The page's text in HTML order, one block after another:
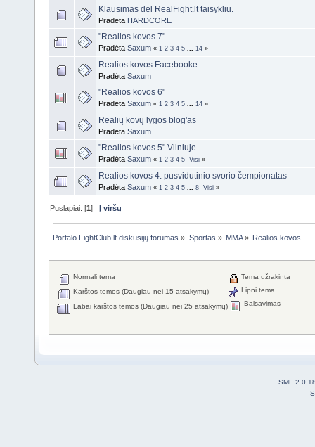
Klausimas del RealFight.lt taisykliu.
Pradėta HARDCORE
"Realios kovos 7"
Pradėta Saxum « 1 2 3 4 5 14 »
Realios kovos Facebooke
Pradėta Saxum
"Realios kovos 6"
Pradėta Saxum « 1 2 3 4 5 14 »
Realių kovų lygos blog'as
Pradėta Saxum
"Realios kovos 5" Vilniuje
Pradėta Saxum « 1 2 3 4 5 Visi »
Realios kovos 4: pusvidutinio svorio čempionatas
Pradėta Saxum « 1 2 3 4 5 8 Visi »
Puslapiai: [1]Į viršų
Portalo FightClub.lt diskusijų forumas » Sportas » MMA» Realios kovos
Normali tema
Karštos temos (Daugiau nei 15 atsakymų)
Labai karštos temos (Daugiau nei 25 atsakymų)
Tema užrakinta
Lipni tema
Balsavimas
SMF